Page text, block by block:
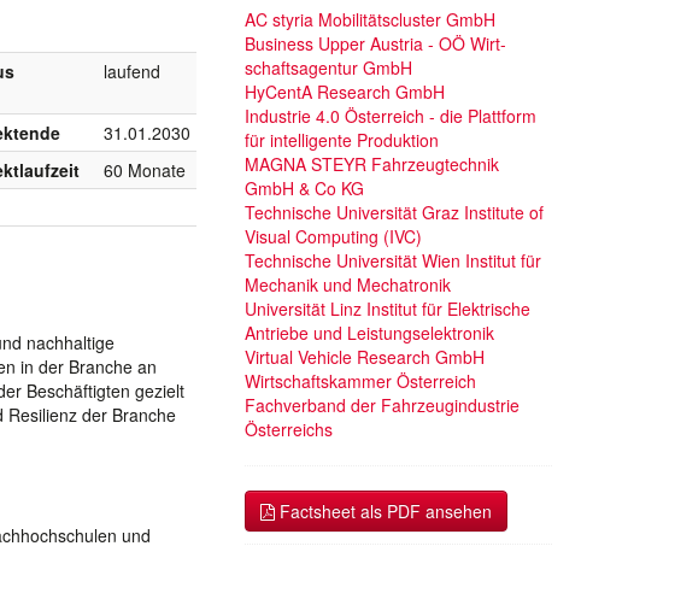
laufend
31.01.2030
60 Monate
nachhaltige
in der Branche an
Beschäftigten gezielt
der Branche
und
AC styria Mobilitätscluster GmbH
Business Upper Austria - OÖ Wirt-
schaftsagentur GmbH
HyCentA Research GmbH
Industrie 4.0 Österreich - die Plattform
für intelligente Produktion
MAGNA STEYR Fahrzeugtechnik
GmbH & Co KG
Technische Universität Graz Institute of
Visual Computing (IVC)
Technische Universität Wien Institut für
Mechanik und Mechatronik
Universität Linz Institut für Elektrische
Antriebe und Leistungselektronik
Virtual Vehicle Research GmbH
Wirtschaftskammer Österreich
Fachverband der Fahrzeugindustrie
Österreichs
Factsheet als PDF ansehen